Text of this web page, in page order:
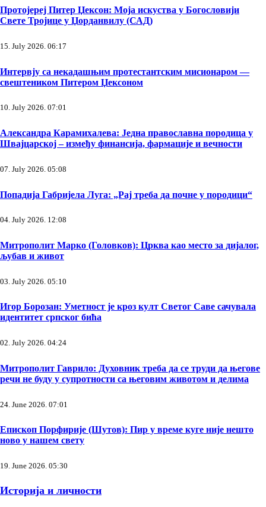
Протојереј Питер Џексон: Моја искуства у Богословији
Свете Тројице у Џорданвилу (САД)
15. July 2026. 06:17
Интервју са некадашњим протестантским мисионаром —
свештеником Питером Џексоном
10. July 2026. 07:01
Александра Карамихалева: Једна православна породица у
Швајцарској – између финансија, фармације и вечности
07. July 2026. 05:08
Попадија Габријела Луга: „Рај треба да почне у породици“
04. July 2026. 12:08
Митрополит Марко (Головков): Црква као место за дијалог,
љубав и живот
03. July 2026. 05:10
Игор Борозан: Уметност је кроз култ Светог Саве сачувала
идентитет српског бића
02. July 2026. 04:24
Митрополит Гаврило: Духовник треба да се труди да његове
речи не буду у супротности са његовим животом и делима
24. June 2026. 07:01
Епископ Порфирије (Шутов): Пир у време куге није нешто
ново у нашем свету
19. June 2026. 05:30
Историја и личности